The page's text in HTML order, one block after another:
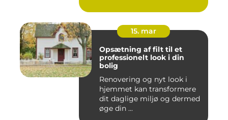
15. mar
Opsætning af filt til et
professionelt look i din
bolig
Renovering og nyt look i
hjemmet kan transformere
dit daglige miljø og dermed
øge din ...